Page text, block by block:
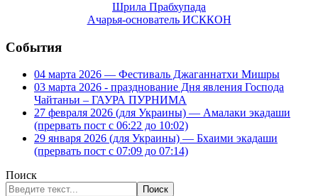
Шрила Прабхупада
Ачарья-основатель ИСККОН
События
04 марта 2026 — Фестиваль Джаганнатхи Мишры
03 марта 2026 - празднование Дня явления Господа
Чайтаньи – ГАУРА ПУРНИМА
27 февраля 2026 (для Украины) — Амалаки экадаши
(прервать пост с 06:22 до 10:02)
29 января 2026 (для Украины) — Бхаими экадаши
(прервать пост с 07:09 до 07:14)
Поиск
Поиск